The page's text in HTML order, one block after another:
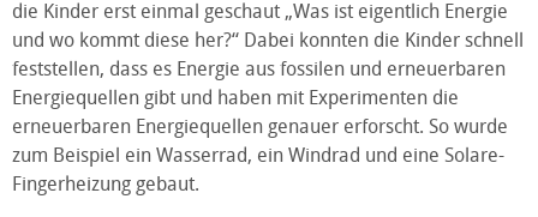
die Kinder erst einmal geschaut „Was ist eigentlich Energie
und wo kommt diese her?“ Dabei konnten die Kinder schnell
feststellen, dass es Energie aus fossilen und erneuerbaren
Energiequellen gibt und haben mit Experimenten die
erneuerbaren Energiequellen genauer erforscht. So wurde
zum Beispiel ein Wasserrad, ein Windrad und eine Solare-
Fingerheizung gebaut.